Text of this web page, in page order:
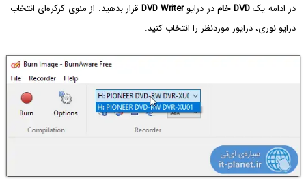
در ادامه یکDVD خام در درایوDVD Writer قرار بدهید. از منوی کرکره‌ای انتخاب
درایو نوری، درایور موردنظر را انتخاب کنید.